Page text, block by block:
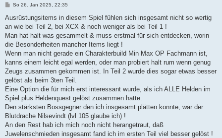
B
r
a
So 26. Jan 2025, 22:35
Ausrüstungsitems in diesem Spiel fühlen sich insgesamt nicht so wertig
an wie bei Teil 2, bei XCX & noch weniger als bei Teil 1 !
Man hat halt was gesammelt & muss erstmal für sich entdecken, worin
die Besonderheiten mancher Items liegt !
Wenn man nicht gerade ein Charakterbuild Min Max OP Fachmann ist,
kanns einem leicht egal werden, oder man probiert halt rum wenn genug
Zeugs zusammen gekommen ist. In Teil 2 wurde dies sogar etwas besser
gelöst als beim 3ten Teil.
Eine Option die für mich erst interessant wurde, als ich ALLE Helden im
Spiel plus Heldenquest gelöst zusammen hatte.
Den stärksten Bossgegner den ich insgesamt plätten konnte, war der
Blutdrache Nilsevindt (lvl 105 glaube ich) !
An den Rest hab ich mich noch nicht herangetraut, daß
Juwelenschmieden insgesamt fand ich im ersten Teil viel besser gelöst !